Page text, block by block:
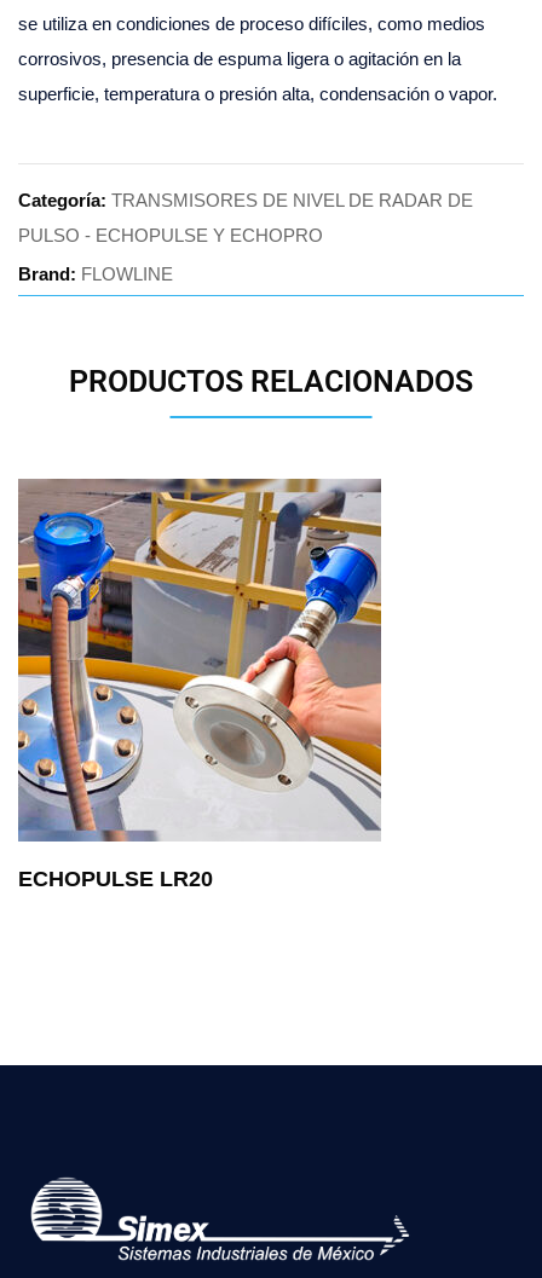
se utiliza en condiciones de proceso difíciles, como medios
corrosivos, presencia de espuma ligera o agitación en la
superficie, temperatura o presión alta, condensación o vapor.
Categoría: TRANSMISORES DE NIVEL DE RADAR DE
PULSO - ECHOPULSE Y ECHOPRO
Brand: FLOWLINE
PRODUCTOS RELACIONADOS
ECHOPULSE LR20